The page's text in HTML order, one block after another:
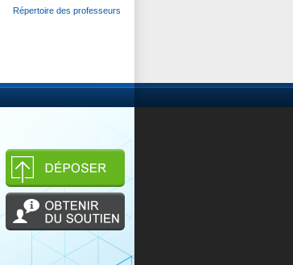
Répertoire des professeurs